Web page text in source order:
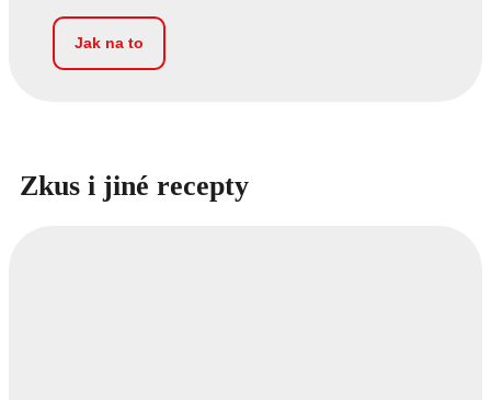
Jak na to
Zkus i jiné recepty